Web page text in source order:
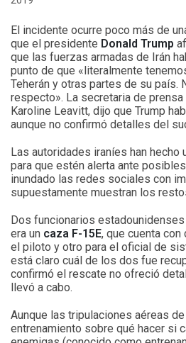
El incidente ocurre poco más de
que el presidente Donald Trump
que las fuerzas armadas de Irán
punto de que «literalmente
Teherán y otras partes de su país.
respecto». La secretaria de prensa
Karoline Leavitt, dijo que Trump
aunque no confirmó detalles del
Las autoridades iraníes han
para que estén alerta ante
inundado las redes sociales con
supuestamente muestran los
Dos funcionarios
era un caza F-15E, que cuenta
el piloto y otro para el oficial de
está claro cuál de los dos fue
confirmó el rescate no ofreció
llevó a cabo.
Aunque las tripulaciones aéreas de
entrenamiento sobre qué hacer si